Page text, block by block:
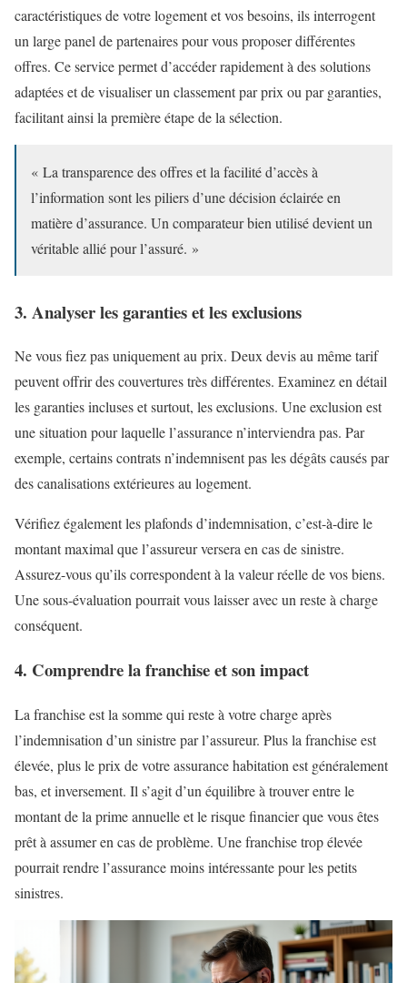
caractéristiques de votre logement et vos besoins, ils interrogent
un large panel de partenaires pour vous proposer différentes
offres. Ce service permet d’accéder rapidement à des solutions
adaptées et de visualiser un classement par prix ou par garanties,
facilitant ainsi la première étape de la sélection.
« La transparence des offres et la facilité d’accès à
l’information sont les piliers d’une décision éclairée en
matière d’assurance. Un comparateur bien utilisé devient un
véritable allié pour l’assuré. »
3. Analyser les garanties et les exclusions
Ne vous fiez pas uniquement au prix. Deux devis au même tarif
peuvent offrir des couvertures très différentes. Examinez en détail
les garanties incluses et surtout, les exclusions. Une exclusion est
une situation pour laquelle l’assurance n’interviendra pas. Par
exemple, certains contrats n’indemnisent pas les dégâts causés par
des canalisations extérieures au logement.
Vérifiez également les plafonds d’indemnisation, c’est-à-dire le
montant maximal que l’assureur versera en cas de sinistre.
Assurez-vous qu’ils correspondent à la valeur réelle de vos biens.
Une sous-évaluation pourrait vous laisser avec un reste à charge
conséquent.
4. Comprendre la franchise et son impact
La franchise est la somme qui reste à votre charge après
l’indemnisation d’un sinistre par l’assureur. Plus la franchise est
élevée, plus le prix de votre assurance habitation est généralement
bas, et inversement. Il s’agit d’un équilibre à trouver entre le
montant de la prime annuelle et le risque financier que vous êtes
prêt à assumer en cas de problème. Une franchise trop élevée
pourrait rendre l’assurance moins intéressante pour les petits
sinistres.